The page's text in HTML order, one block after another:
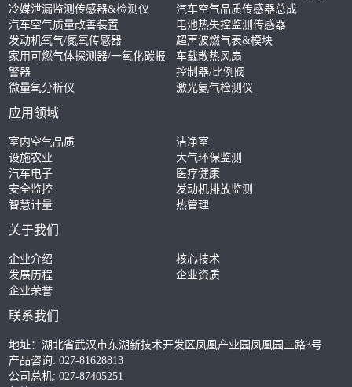
冷媒泄漏监测传感器&检测仪
汽车空气品质传感器总成
汽车空气质量改善装置
电池热失控监测传感器
发动机氧气/氮氧传感器
超声波燃气表&模块
家用可燃气体探测器/一氧化碳报
警器
车载散热风扇
控制器/比例阀
微量氧分析仪
激光氨气检测仪
应用领域
室内空气品质
洁净室
设施农业
大气环保监测
汽车电子
医疗健康
安全监控
发动机排放监测
智慧计量
热管理
关于我们
企业介绍
核心技术
发展历程
企业资质
企业荣誉
联系我们
地址：湖北省武汉市东湖新技术开发区凤凰产业园凤凰园三路3号
产品咨询: 027-81628813
公司总机: 027-87405251